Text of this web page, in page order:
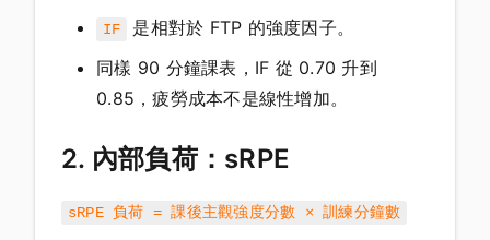
IF
是相對於 FTP 的強度因子。
同樣 90 分鐘課表，IF 從 0.70 升到
0.85，疲勞成本不是線性增加。
2. 內部負荷：sRPE
sRPE 負荷 = 課後主觀強度分數 × 訓練分鐘數